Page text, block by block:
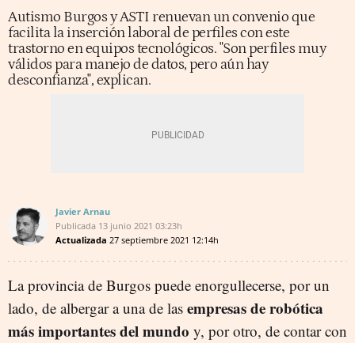
Autismo Burgos y ASTI renuevan un convenio que
facilita la inserción laboral de perfiles con este
trastorno en equipos tecnológicos. "Son perfiles muy
válidos para manejo de datos, pero aún hay
desconfianza", explican.
Javier Arnau
Publicada 13 junio 2021 03:23h
Actualizada 27 septiembre 2021 12:14h
La provincia de Burgos puede enorgullecerse, por un
lado, de albergar a una de las empresas de robótica
más importantes del mundo y, por otro, de contar con